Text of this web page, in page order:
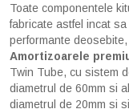
Toate componentele
fabricate astfel incat
performante
Amortizoarele
Twin Tube, cu sistem
diametrul de 60mm si
diametrul de 20mm si